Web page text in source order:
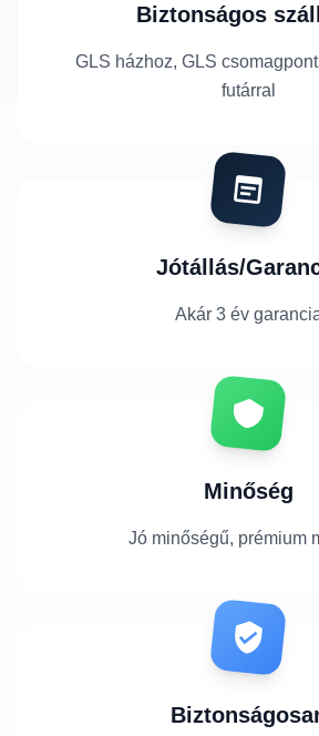
Biztonságos
GLS házhoz, GLS
futárral
Jótállás/
Akár 3 év
Minőség
Jó minőségű, prémium